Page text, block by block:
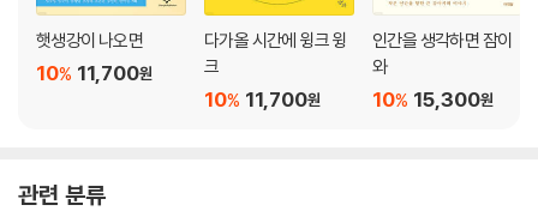
햇생강이 나오면
11,700원
10%
다가올 시간에 윙크 윙
크
11,700원
10%
인간을 생각하면 잠이
와
15,300원
10%
관련 분류